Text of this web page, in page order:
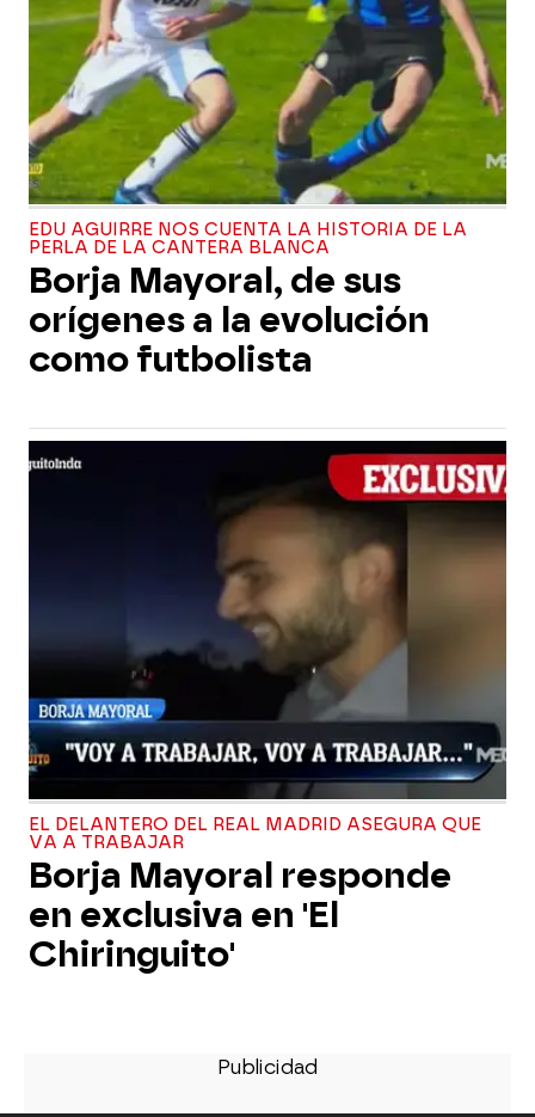
EDU AGUIRRE NOS CUENTA LA HISTORIA DE LA
PERLA DE LA CANTERA BLANCA
Borja Mayoral, de sus
orígenes a la evolución
como futbolista
EL DELANTERO DEL REAL MADRID ASEGURA QUE
VA A TRABAJAR
Borja Mayoral responde
en exclusiva en 'El
Chiringuito'